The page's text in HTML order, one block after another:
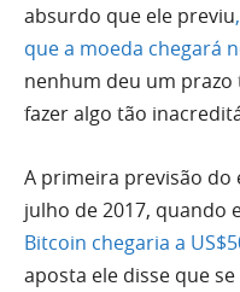
absurdo que ele previu
que a moeda chegará
nenhum deu um
fazer algo tão
A primeira previsão
julho de 2017, quando
Bitcoin chegaria a
aposta ele disse que